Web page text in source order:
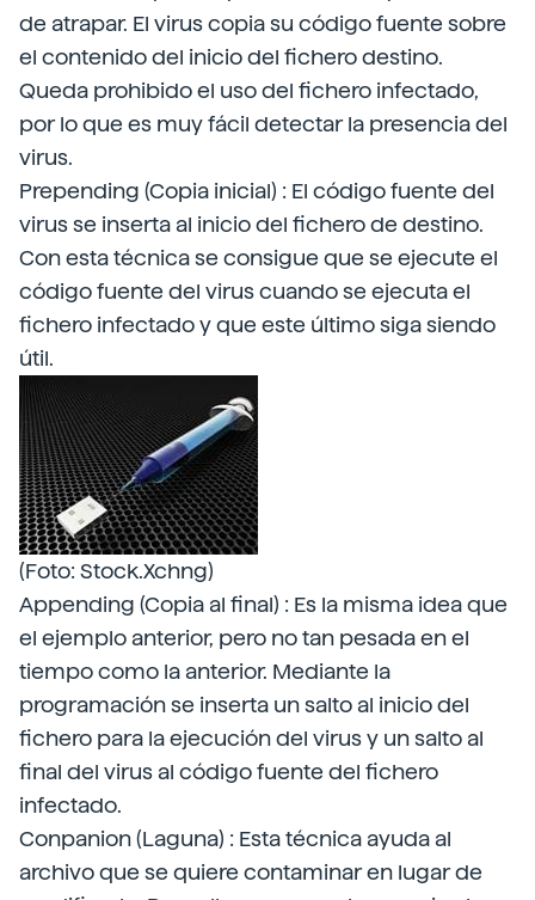
de atrapar. El virus copia su código fuente sobre
el contenido del inicio del fichero destino.
Queda prohibido el uso del fichero infectado,
por lo que es muy fácil detectar la presencia del
virus.
Prepending (Copia inicial) : El código fuente del
virus se inserta al inicio del fichero de destino.
Con esta técnica se consigue que se ejecute el
código fuente del virus cuando se ejecuta el
fichero infectado y que este último siga siendo
útil.
(Foto: Stock.Xchng)
Appending (Copia al final) : Es la misma idea que
el ejemplo anterior, pero no tan pesada en el
tiempo como la anterior. Mediante la
programación se inserta un salto al inicio del
fichero para la ejecución del virus y un salto al
final del virus al código fuente del fichero
infectado.
Conpanion (Laguna) : Esta técnica ayuda al
archivo que se quiere contaminar en lugar de